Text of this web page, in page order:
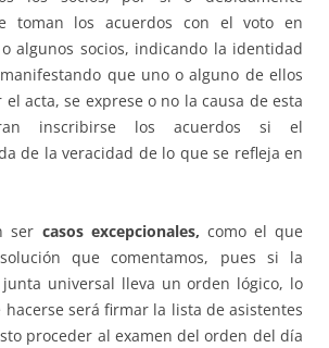
toman los acuerdos con el voto en
algunos socios, indicando la identidad
que uno o alguno de ellos
acta, se exprese o no la causa de esta
inscribirse los acuerdos si el
de la veracidad de lo que se refleja en
ser casos excepcionales, como el que
que comentamos, pues si la
universal lleva un orden lógico, lo
será firmar la lista de asistentes
proceder al examen del orden del día